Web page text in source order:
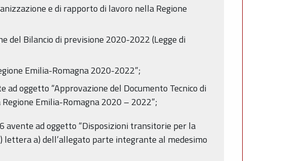
e di rapporto di lavoro nella Regione
del Bilancio di previsione 2020-2022 (Legge di
Emilia-Romagna 2020-2022”;
oggetto “Approvazione del Documento Tecnico di
Emilia-Romagna 2020 – 2022”;
avente ad oggetto “Disposizioni transitorie per la
a) dell’allegato parte integrante al medesimo